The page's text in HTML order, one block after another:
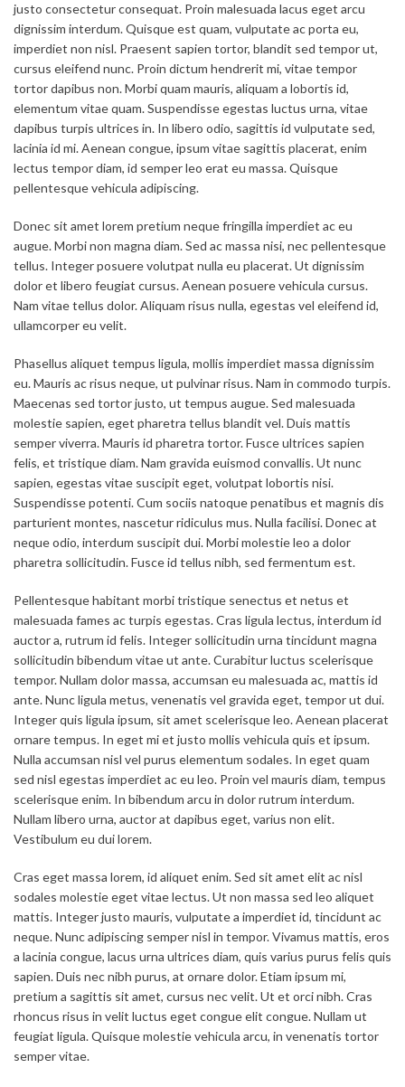
justo consectetur consequat. Proin malesuada lacus eget arcu
dignissim interdum. Quisque est quam, vulputate ac porta eu,
imperdiet non nisl. Praesent sapien tortor, blandit sed tempor ut,
cursus eleifend nunc. Proin dictum hendrerit mi, vitae tempor
tortor dapibus non. Morbi quam mauris, aliquam a lobortis id,
elementum vitae quam. Suspendisse egestas luctus urna, vitae
dapibus turpis ultrices in. In libero odio, sagittis id vulputate sed,
lacinia id mi. Aenean congue, ipsum vitae sagittis placerat, enim
lectus tempor diam, id semper leo erat eu massa. Quisque
pellentesque vehicula adipiscing.
Donec sit amet lorem pretium neque fringilla imperdiet ac eu
augue. Morbi non magna diam. Sed ac massa nisi, nec pellentesque
tellus. Integer posuere volutpat nulla eu placerat. Ut dignissim
dolor et libero feugiat cursus. Aenean posuere vehicula cursus.
Nam vitae tellus dolor. Aliquam risus nulla, egestas vel eleifend id,
ullamcorper eu velit.
Phasellus aliquet tempus ligula, mollis imperdiet massa dignissim
eu. Mauris ac risus neque, ut pulvinar risus. Nam in commodo turpis.
Maecenas sed tortor justo, ut tempus augue. Sed malesuada
molestie sapien, eget pharetra tellus blandit vel. Duis mattis
semper viverra. Mauris id pharetra tortor. Fusce ultrices sapien
felis, et tristique diam. Nam gravida euismod convallis. Ut nunc
sapien, egestas vitae suscipit eget, volutpat lobortis nisi.
Suspendisse potenti. Cum sociis natoque penatibus et magnis dis
parturient montes, nascetur ridiculus mus. Nulla facilisi. Donec at
neque odio, interdum suscipit dui. Morbi molestie leo a dolor
pharetra sollicitudin. Fusce id tellus nibh, sed fermentum est.
Pellentesque habitant morbi tristique senectus et netus et
malesuada fames ac turpis egestas. Cras ligula lectus, interdum id
auctor a, rutrum id felis. Integer sollicitudin urna tincidunt magna
sollicitudin bibendum vitae ut ante. Curabitur luctus scelerisque
tempor. Nullam dolor massa, accumsan eu malesuada ac, mattis id
ante. Nunc ligula metus, venenatis vel gravida eget, tempor ut dui.
Integer quis ligula ipsum, sit amet scelerisque leo. Aenean placerat
ornare tempus. In eget mi et justo mollis vehicula quis et ipsum.
Nulla accumsan nisl vel purus elementum sodales. In eget quam
sed nisl egestas imperdiet ac eu leo. Proin vel mauris diam, tempus
scelerisque enim. In bibendum arcu in dolor rutrum interdum.
Nullam libero urna, auctor at dapibus eget, varius non elit.
Vestibulum eu dui lorem.
Cras eget massa lorem, id aliquet enim. Sed sit amet elit ac nisl
sodales molestie eget vitae lectus. Ut non massa sed leo aliquet
mattis. Integer justo mauris, vulputate a imperdiet id, tincidunt ac
neque. Nunc adipiscing semper nisl in tempor. Vivamus mattis, eros
a lacinia congue, lacus urna ultrices diam, quis varius purus felis quis
sapien. Duis nec nibh purus, at ornare dolor. Etiam ipsum mi,
pretium a sagittis sit amet, cursus nec velit. Ut et orci nibh. Cras
rhoncus risus in velit luctus eget congue elit congue. Nullam ut
feugiat ligula. Quisque molestie vehicula arcu, in venenatis tortor
semper vitae.